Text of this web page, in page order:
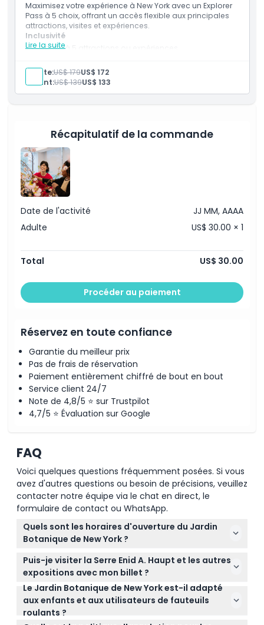
Maximisez votre expérience à New York avec un Explorer
Pass à 5 choix, offrant un accès flexible aux principales
attractions, visites et expériences.
Lire la suite
Inclusivité
Accès à 5 attractions ou expériences
emblématiques de New York
Guide numérique pour une planification facile
Réductions et offres dans certaines attractions
Adulte:US$ 179US$ 172
Enfant:US$ 139US$ 133
Récapitulatif de la commande
Date de l'activité
JJ MM, AAAA
Adulte
US$ 30.00 × 1
Total US$ 30.00
Procéder au paiement
Réservez en toute confiance
Garantie du meilleur prix
Pas de frais de réservation
Paiement entièrement chiffré de bout en bout
Service client 24/7
Note de 4,8/5 ⭐ sur Trustpilot
4,7/5 ⭐ Évaluation sur Google
FAQ
Voici quelques questions fréquemment posées. Si vous
avez d'autres questions ou besoin de précisions, veuillez
contacter notre équipe via le chat en direct, le
formulaire de contact ou WhatsApp.
Quels sont les horaires d'ouverture du Jardin
Botanique de New York ?
Le Jardin Botanique de New York est ouvert du
mardi au dimanche de 10h à 18h. Il est fermé le
lundi sauf pour certaines fêtes (sous réserve de
modifications — veuillez confirmer au moment de
la réservation).
Puis-je visiter la Serre Enid A. Haupt et les autres
expositions avec mon billet ?
Oui, votre billet d'entrée inclut l'accès à la Serre
Enid A. Haupt, au Tour en Tram, à l'exposition Les
Fleurs de Van Gogh et au Jardin d'Aventure pour
Le Jardin Botanique de New York est-il adapté
aux enfants et aux utilisateurs de fauteuils
roulants ?
Absolument ! Le jardin est accessible aux fauteuils